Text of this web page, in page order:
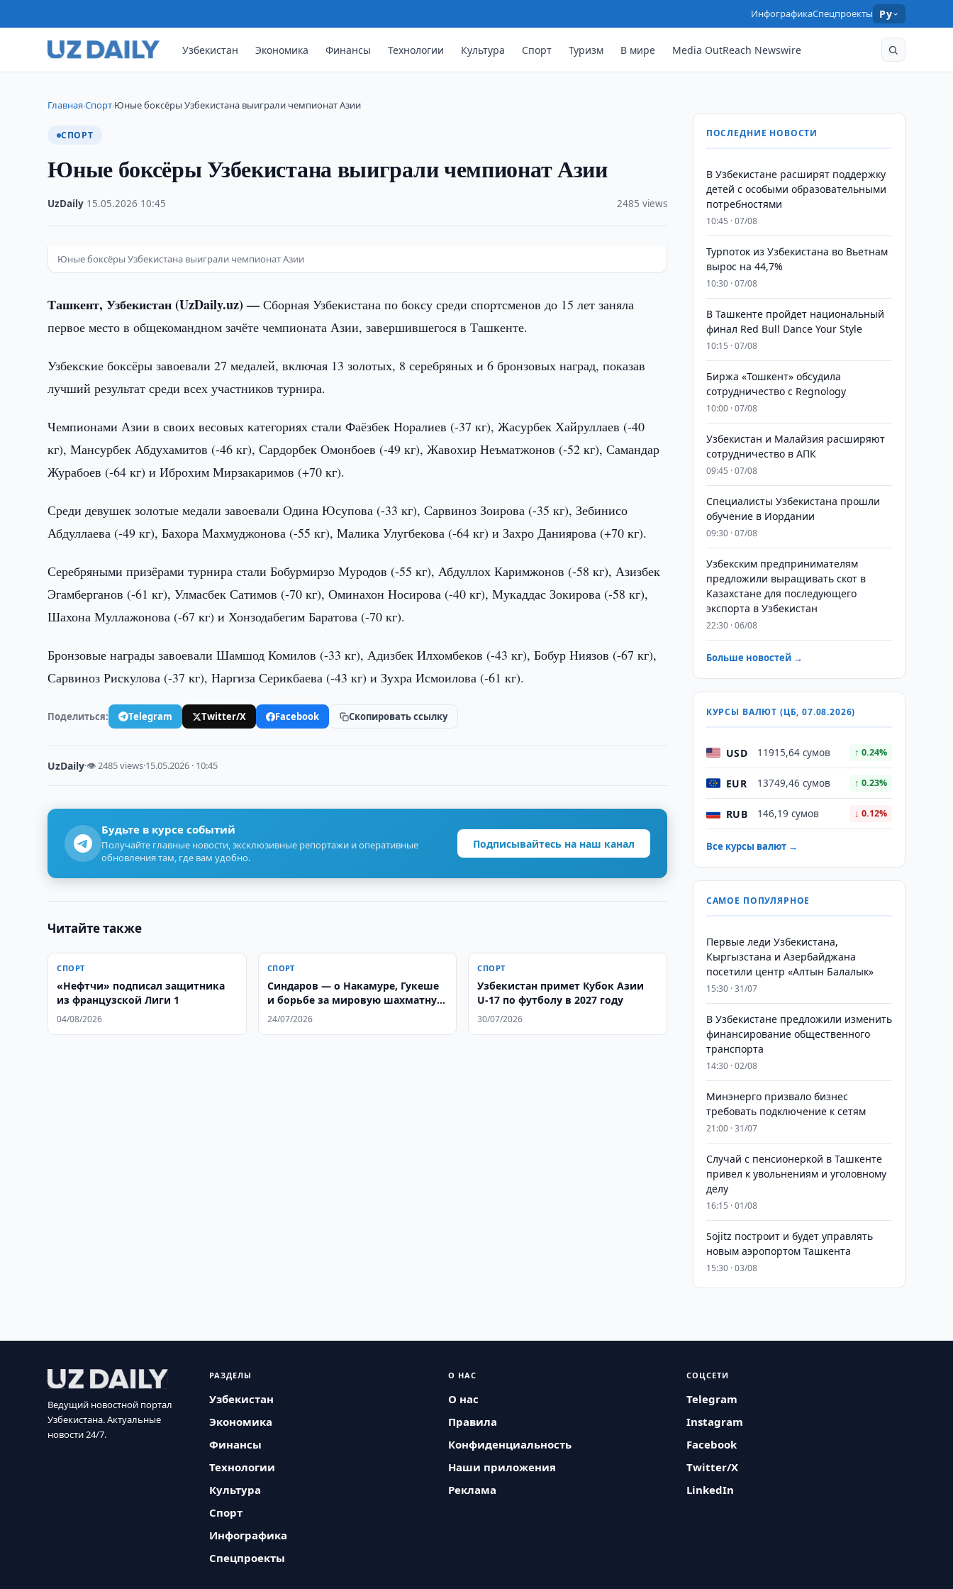
ИнфографикаСпецпроекты Ру
Узбекистан Экономика Финансы Технологии Культура Спорт Туризм В мире Media OutReach Newswire
Главная›Спорт›Юные боксёры Узбекистана выиграли чемпионат Азии
СПОРТ
Юные боксёры Узбекистана выиграли чемпионат Азии
UzDaily 15.05.2026 10:45 2485 views
Юные боксёры Узбекистана выиграли чемпионат Азии
Ташкент, Узбекистан (UzDaily.uz) —Сборная Узбекистана по боксу среди спортсменов до 15 лет заняла
первое место в общекомандном зачёте чемпионата Азии, завершившегося в Ташкенте.
Узбекские боксёры завоевали 27 медалей, включая 13 золотых, 8 серебряных и 6 бронзовых наград, показав
лучший результат среди всех участников турнира.
Чемпионами Азии в своих весовых категориях стали Фаёзбек Норалиев (-37 кг), Жасурбек Хайруллаев (-40
кг), Мансурбек Абдухамитов (-46 кг), Сардорбек Омонбоев (-49 кг), Жавохир Неъматжонов (-52 кг), Самандар
Журабоев (-64 кг) и Иброхим Мирзакаримов (+70 кг).
Среди девушек золотые медали завоевали Одина Юсупова (-33 кг), Сарвиноз Зоирова (-35 кг), Зебинисо
Абдуллаева (-49 кг), Бахора Махмуджонова (-55 кг), Малика Улугбекова (-64 кг) и Захро Даниярова (+70 кг).
Серебряными призёрами турнира стали Бобурмирзо Муродов (-55 кг), Абдуллох Каримжонов (-58 кг), Азизбек
Эгамберганов (-61 кг), Улмасбек Сатимов (-70 кг), Оминахон Носирова (-40 кг), Мукаддас Зокирова (-58 кг),
Шахона Муллажонова (-67 кг) и Хонзодабегим Баратова (-70 кг).
Бронзовые награды завоевали Шамшод Комилов (-33 кг), Адизбек Илхомбеков (-43 кг), Бобур Ниязов (-67 кг),
Сарвиноз Рискулова (-37 кг), Наргиза Серикбаева (-43 кг) и Зухра Исмоилова (-61 кг).
Поделиться: Telegram Twitter/X Facebook Скопировать ссылку
UzDaily·👁 2485 views·15.05.2026 · 10:45
Будьте в курсе событий
Получайте главные новости, эксклюзивные репортажи и оперативные
обновления там, где вам удобно.
Подписывайтесь на наш канал
Читайте также
СПОРТ
«Нефтчи» подписал защитника
из французской Лиги 1
04/08/2026
СПОРТ
Синдаров — о Накамуре, Гукеше
и борьбе за мировую шахматную
корону
24/07/2026
СПОРТ
Узбекистан примет Кубок Азии
U-17 по футболу в 2027 году
30/07/2026
ПОСЛЕДНИЕ НОВОСТИ
В Узбекистане расширят поддержку
детей с особыми образовательными
потребностями
10:45 · 07/08
Турпоток из Узбекистана во Вьетнам
вырос на 44,7%
10:30 · 07/08
В Ташкенте пройдет национальный
финал Red Bull Dance Your Style
10:15 · 07/08
Биржа «Тошкент» обсудила
сотрудничество с Regnology
10:00 · 07/08
Узбекистан и Малайзия расширяют
сотрудничество в АПК
09:45 · 07/08
Специалисты Узбекистана прошли
обучение в Иордании
09:30 · 07/08
Узбекским предпринимателям
предложили выращивать скот в
Казахстане для последующего
экспорта в Узбекистан
22:30 · 06/08
Больше новостей →
КУРСЫ ВАЛЮТ (ЦБ, 07.08.2026)
USD 11915,64 сумов ↑ 0.24%
EUR 13749,46 сумов ↑ 0.23%
RUB 146,19 сумов ↓ 0.12%
Все курсы валют →
САМОЕ ПОПУЛЯРНОЕ
Первые леди Узбекистана,
Кыргызстана и Азербайджана
посетили центр «Алтын Балалык»
15:30 · 31/07
В Узбекистане предложили изменить
финансирование общественного
транспорта
14:30 · 02/08
Минэнерго призвало бизнес
требовать подключение к сетям
21:00 · 31/07
Случай с пенсионеркой в Ташкенте
привел к увольнениям и уголовному
делу
16:15 · 01/08
Sojitz построит и будет управлять
новым аэропортом Ташкента
15:30 · 03/08
Ведущий новостной портал
Узбекистана. Актуальные
новости 24/7.
РАЗДЕЛЫ
Узбекистан
Экономика
Финансы
Технологии
Культура
Спорт
Инфографика
Спецпроекты
О НАС
О нас
Правила
Конфиденциальность
Наши приложения
Реклама
СОЦСЕТИ
Telegram
Instagram
Facebook
Twitter/X
LinkedIn